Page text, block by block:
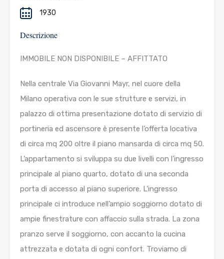
1930
Descrizione
IMMOBILE NON DISPONIBILE – AFFITTATO
Nella centrale Via Giovanni Mayr, nel cuore della
Milano operativa con le sue strutture e servizi, in
palazzo di ottima presentazione dotato di servizio di
portineria ed ascensore è presente l’offerta locativa
di circa mq 200 oltre il piano mansarda di circa mq 50.
L’appartamento si sviluppa su due livelli con l’ingresso
principale al piano quarto, dotato di una seconda
porta di accesso al piano superiore. L’ingresso
principale ci introduce nell’ampio soggiorno dotato di
ampie finestrature con affaccio sulla strada. La zona
pranzo serve il soggiorno, con accanto la cucina
attrezzata e dotata di ogni confort. Troviamo di